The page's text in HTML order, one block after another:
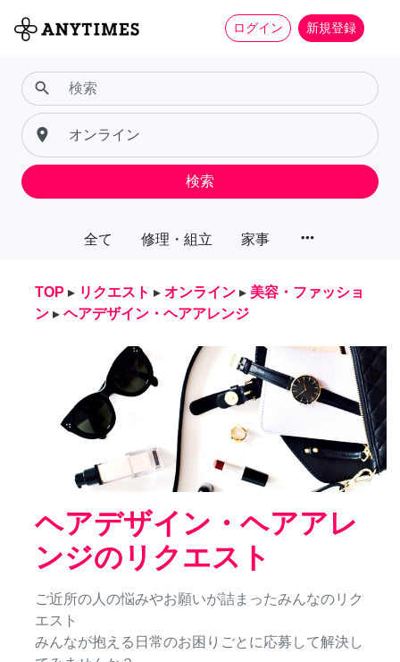
ログイン 新規登録
全て 修理・組立 家事 more_horiz
search
place
検索
TOP ▸ リクエスト ▸ オンライン ▸ 美容・ファッショ
ン ▸ ヘアデザイン・ヘアアレンジ
ヘアデザイン・ヘアアレ
ンジのリクエスト
ご近所の人の悩みやお願いが詰まったみんなのリク
エスト
みんなが抱える日常のお困りごとに応募して解決し